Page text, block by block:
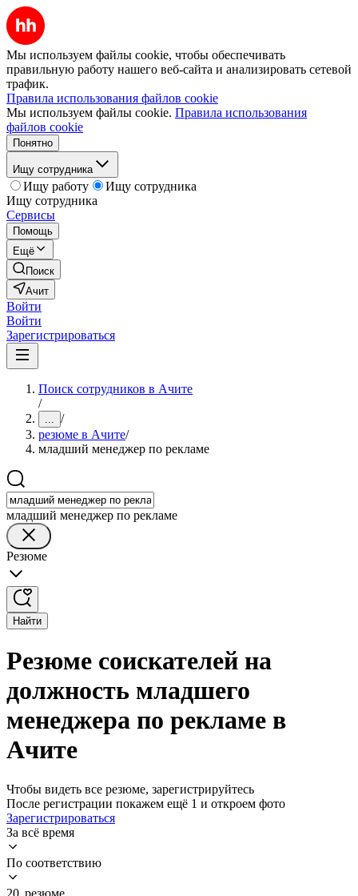
Мы используем файлы cookie, чтобы обеспечивать
правильную работу нашего веб-сайта и анализировать сетевой
трафик.
Правила использования файлов cookie
Мы используем файлы cookie. Правила использования
файлов cookie
Понятно
Ищу сотрудника
Ищу работу
Ищу сотрудника
Ищу сотрудника
Сервисы
Помощь
Ещё
Поиск
Ачит
Войти
Войти
Зарегистрироваться
Поиск сотрудников в Ачите
/
... /
резюме в Ачите/
младший менеджер по рекламе
младший менеджер по рекламе
Резюме
Найти
Резюме соискателей на
должность младшего
менеджера по рекламе в
Ачите
Чтобы видеть все резюме, зарегистрируйтесь
После регистрации покажем ещё 1 и откроем фото
Зарегистрироваться
За всё время
По соответствию
20 резюме